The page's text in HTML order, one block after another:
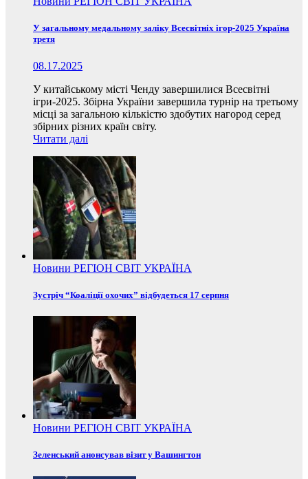
У загальному медальному заліку Всесвітніх ігор-2025 Україна
третя
08.17.2025
У китайському місті Ченду завершилися Всесвітні
ігри-2025. Збірна України завершила турнір на третьому
місці за загальною кількістю здобутих нагород серед
збірних різних країн світу.
Читати далі
Новини РЕГІОН СВІТ УКРАЇНА
Зустріч “Коаліції охочих” відбудеться 17 серпня
Новини РЕГІОН СВІТ УКРАЇНА
Зеленський анонсував візит у Вашингтон